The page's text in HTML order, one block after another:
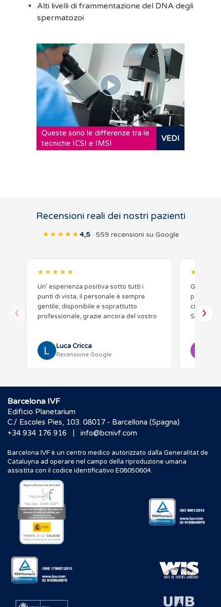
Alti livelli di frammentazione del DNA degli
spermatozoi
Queste sono le differenze tra le
tecniche ICSI e IMSI
VEDI
Recensioni reali dei nostri pazienti
★★★★★4,5· 559 recensioni su Google
★★★★★
Un' esperienza positiva sotto tutti i
punti di vista, il personale è sempre
gentile, disponibile e soprattutto
professionale, grazie ancora del vostro
Luca Cricca
Recensione Google
Grazie
percorso
ci ha
Sogno di
Barcelona IVF
Edificio Planetarium
C./ Escoles Pies, 103. 08017 - Barcellona (Spagna)
+34 934 176 916
| info@bcnivf.com
Barcelona IVF è un centro medico autorizzato dalla Generalitat de
Cataluyna ad operare nel campo della riproduzione umana
assistita con il codice identificativo E08050604.